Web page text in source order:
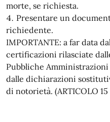
morte, se richiesta.
Presentare un
richiedente.
IMPORTANTE: a far data
certificazioni rilasciate
Pubbliche
dalle dichiarazioni
di notorietà. (ARTICOLO 15